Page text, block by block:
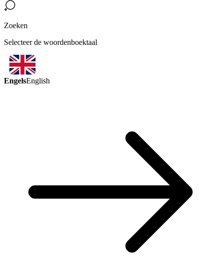
Zoeken
Selecteer de woordenboektaal
EngelsEnglish